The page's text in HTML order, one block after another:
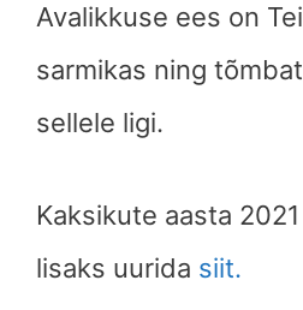
Avalikkuse ees on
sarmikas ning
sellele ligi.
Kaksikute aasta
lisaks uurida siit.